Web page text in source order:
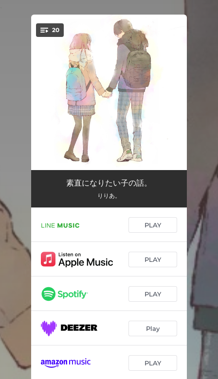
You're all set!
20
No Puedo Vivir Sin Ti
03:02
Manos Vacías 02:47
(I've Had) The Time Of My Life 03:04
Shape Of You 02:48
¡Corre! 02:55
Will You Still Love Me Tomorrow 02:47
03:17
素直になりたい子の話。
りりあ。
PLAY
PLAY
PLAY
Play
PLAY